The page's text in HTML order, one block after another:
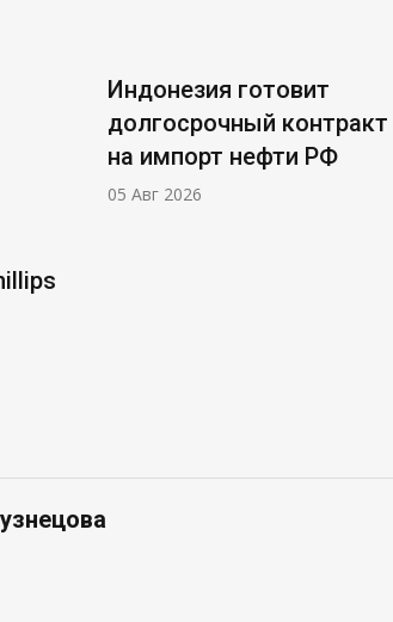
Индонезия готовит
долгосрочный контракт
на импорт нефти РФ
05 Авг 2026